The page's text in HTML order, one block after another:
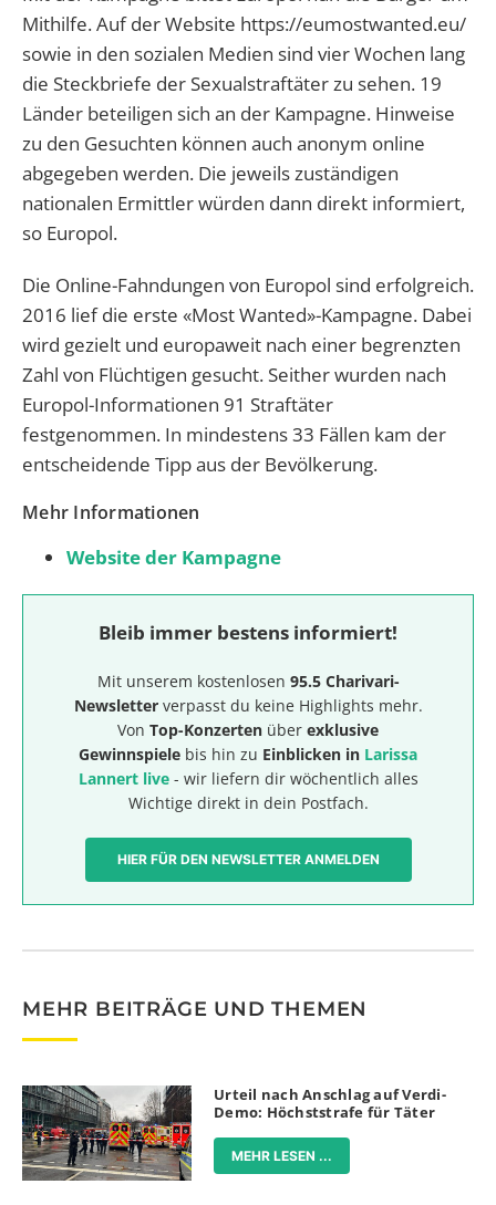
Mithilfe. Auf der Website https://eumostwanted.eu/
sowie in den sozialen Medien sind vier Wochen lang
die Steckbriefe der Sexualstraftäter zu sehen. 19
Länder beteiligen sich an der Kampagne. Hinweise
zu den Gesuchten können auch anonym online
abgegeben werden. Die jeweils zuständigen
nationalen Ermittler würden dann direkt informiert,
so Europol.
Die Online-Fahndungen von Europol sind erfolgreich.
2016 lief die erste «Most Wanted»-Kampagne. Dabei
wird gezielt und europaweit nach einer begrenzten
Zahl von Flüchtigen gesucht. Seither wurden nach
Europol-Informationen 91 Straftäter
festgenommen. In mindestens 33 Fällen kam der
entscheidende Tipp aus der Bevölkerung.
Mehr Informationen
Website der Kampagne
Bleib immer bestens informiert!
Mit unserem kostenlosen 95.5 Charivari-
Newsletterverpasst du keine Highlights mehr.
Von Top-Konzerten über exklusive
Gewinnspiele bis hin zu Einblicken in Larissa
Lannert live- wir liefern dir wöchentlich alles
Wichtige direkt in dein Postfach.
HIER FÜR DEN NEWSLETTER ANMELDEN
MEHR BEITRÄGE UND THEMEN
Urteil nach Anschlag auf Verdi-
Demo: Höchststrafe für Täter
MEHR LESEN ...